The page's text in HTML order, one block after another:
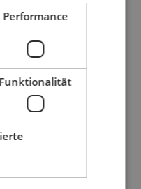
Performance
Funktionalität